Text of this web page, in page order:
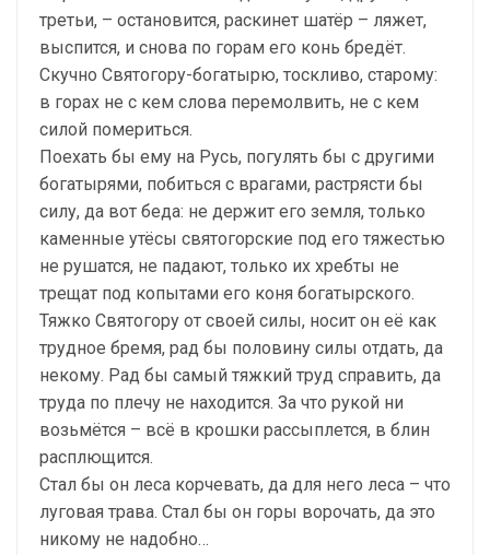
третьи, – остановится, раскинет шатёр – ляжет,
выспится, и снова по горам его конь бредёт.
Скучно Святогору-богатырю, тоскливо, старому:
в горах не с кем слова перемолвить, не с кем
силой помериться.
Поехать бы ему на Русь, погулять бы с другими
богатырями, побиться с врагами, растрясти бы
силу, да вот беда: не держит его земля, только
каменные утёсы святогорские под его тяжестью
не рушатся, не падают, только их хребты не
трещат под копытами его коня богатырского.
Тяжко Святогору от своей силы, носит он её как
трудное бремя, рад бы половину силы отдать, да
некому. Рад бы самый тяжкий труд справить, да
труда по плечу не находится. За что рукой ни
возьмётся – всё в крошки рассыплется, в блин
расплющится.
Стал бы он леса корчевать, да для него леса – что
луговая трава. Стал бы он горы ворочать, да это
никому не надобно…